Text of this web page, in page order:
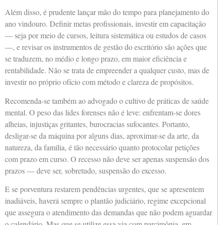
Além disso, é prudente lançar mão do tempo para planejamento do
ano vindouro. Definir metas profissionais, investir em capacitação
— seja por meio de cursos, leitura sistemática ou estudos de casos
—, e revisar os instrumentos de gestão do escritório são ações que
se traduzem, no médio e longo prazo, em maior eficiência e
rentabilidade. Não se trata de empreender a qualquer custo, mas de
investir no próprio ofício com método e clareza de propósitos.
Recomenda-se também ao advogado o cultivo de práticas de saúde
mental. O peso das lides forenses não é leve: enfrentam-se dores
alheias, injustiças gritantes, burocracias sufocantes. Portanto,
desligar-se da máquina por alguns dias, aproximar-se da arte, da
natureza, da família, é tão necessário quanto protocolar petições
com prazo em curso. O recesso não deve ser apenas suspensão dos
prazos — deve ser, sobretudo, suspensão do excesso.
E se porventura restarem pendências urgentes, que se apresentem
inadiáveis, haverá sempre o plantão judiciário, regime excepcional
que assegura o atendimento das demandas que não podem aguardar